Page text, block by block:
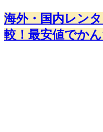
海外・国内レン
較！最安値でかん